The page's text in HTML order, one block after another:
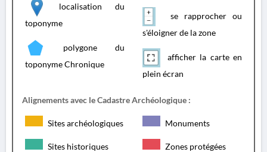
localisation du
toponyme
polygone du
toponyme Chronique
se rapprocher ou
s'éloigner de la zone
afficher la carte en
plein écran
Alignements avec le Cadastre Archéologique :
Sites archéologiques Monuments
Sites historiques Zones protégées